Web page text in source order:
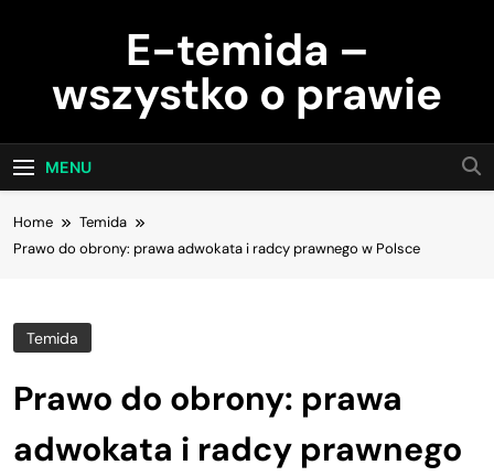
E-temida –
wszystko o prawie
MENU
Home
Temida
Prawo do obrony: prawa adwokata i radcy prawnego w Polsce
Temida
Prawo do obrony: prawa
adwokata i radcy prawnego